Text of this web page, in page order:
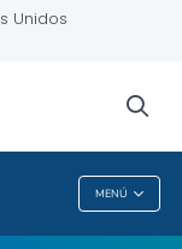
Unidos
MENÚ